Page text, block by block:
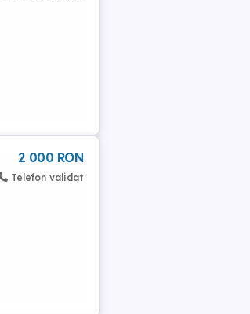
2 000 RON
Telefon validat